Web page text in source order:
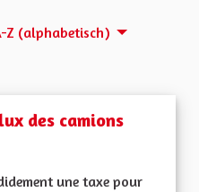
Z (alphabetisch)
des camions
une taxe pour